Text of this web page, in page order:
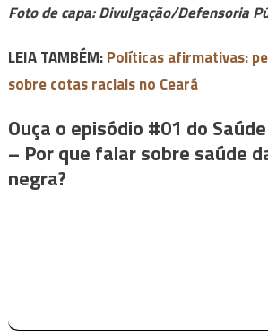
Foto de capa:Divulgação/Defensoria
LEIA TAMBÉM:Políticas afirmativas:
sobre cotas raciais no Ceará
Ouça o episódio #01 do
– Por que falar sobre saúde
negra?